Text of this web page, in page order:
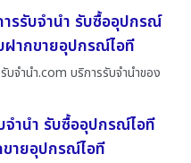
รรับจำนำ รับซื้ออุปกรณ์
ฝากขายอุปกรณ์ไอที
บจํานํา.com บริการรับจำนำของ
จำนำ รับซื้ออุปกรณ์ไอที
ขายอุปกรณ์ไอที